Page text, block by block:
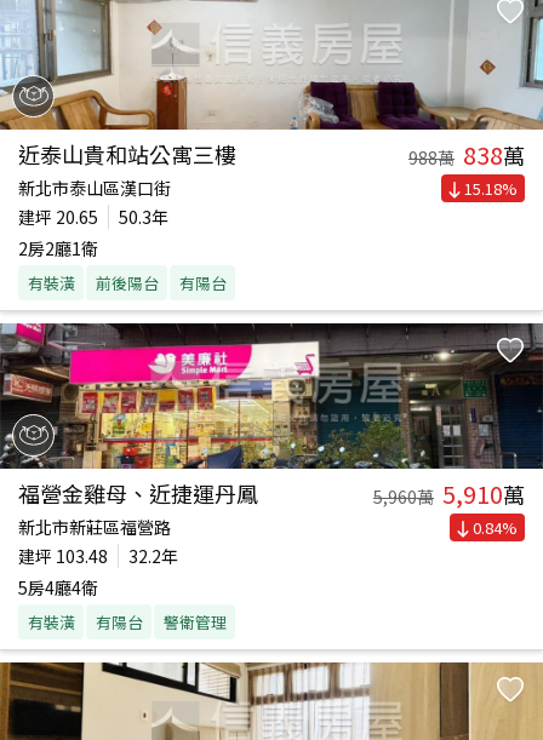
近泰山貴和站公寓三樓 988萬 838萬
新北市泰山區漢口街
建坪 20.65
50.3年
2房2廳1衛
有裝潢 前後陽台 有陽台
15.18%
福營金雞母、近捷運丹鳳 5,960萬 5,910萬
新北市新莊區福營路
建坪 103.48
32.2年
5房4廳4衛
有裝潢 有陽台 警衛管理
0.84%